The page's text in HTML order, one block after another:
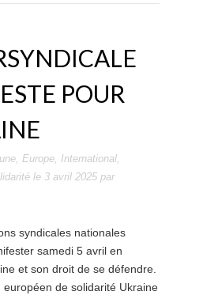
POUR
, Europe, International,
le 3 avril 2025 par
syndicales nationales
samedi 5 avril en
et son droit de se défendre.
européen de solidarité Ukraine